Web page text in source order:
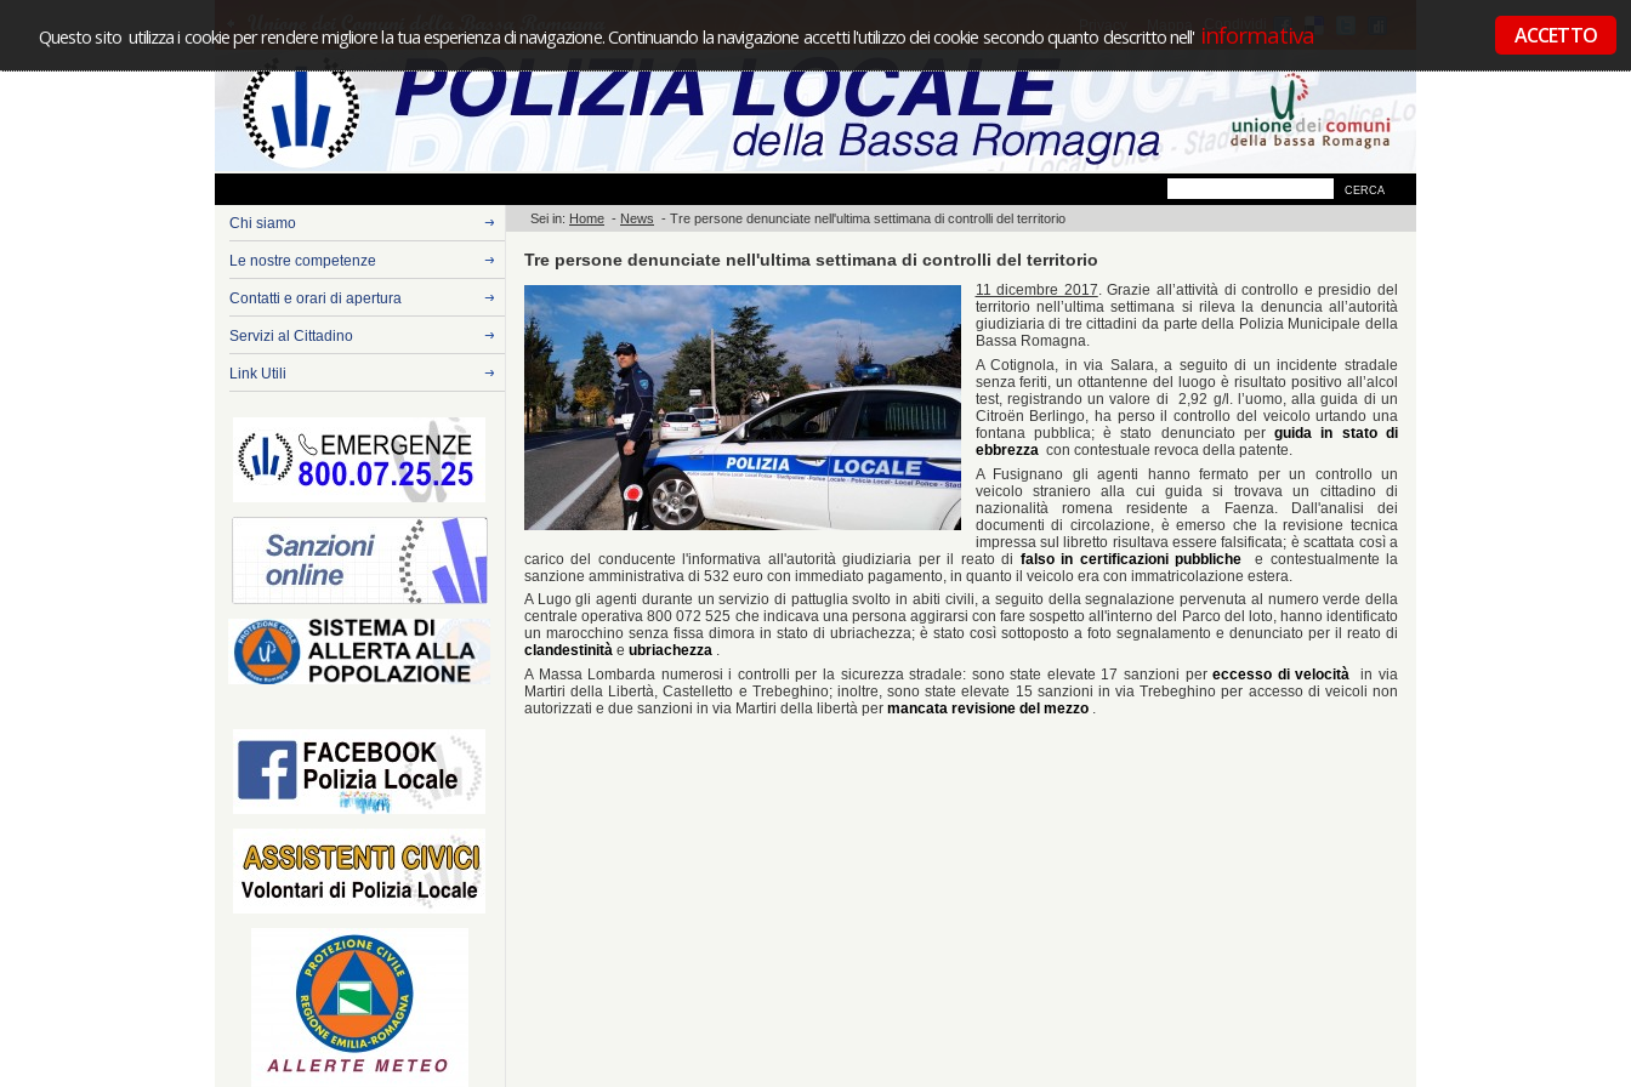
Questo sito utilizza i cookie per rendere migliore la tua esperienza di navigazione. Continuando la navigazione accetti l'utilizzo dei cookie secondo quanto descritto nell'informativa ACCETTO
Condividi
Chi siamo
Le nostre competenze
Contatti e orari di apertura
Servizi al Cittadino
Link Utili
Sei in: Home - News - Tre persone denunciate nell'ultima settimana di controlli del territorio
Tre persone denunciate nell'ultima settimana di controlli del territorio
11 dicembre 2017 . Grazie all’attività di controllo e presidio del
territorio nell’ultima settimana si rileva la denuncia all’autorità
giudiziaria di tre cittadini da parte della Polizia Municipale della
Bassa Romagna.
A Cotignola, in via Salara, a seguito di un incidente stradale
senza feriti, un ottantenne del luogo è risultato positivo all’alcol
test, registrando un valore di
2,92 g/l. l’uomo, alla guida di un
Citroën‎ Berlingo, ha perso il controllo del veicolo urtando una
fontana pubblica; è stato denunciato perguida in stato di
ebbrezza con contestuale revoca della patente.
A Fusignano gli agenti hanno fermato per un controllo un
veicolo straniero alla cui guida si trovava un cittadino di
nazionalità romena residente a Faenza. Dall'analisi dei
documenti di circolazione, è emerso che la revisione tecnica
impressa sul libretto risultava essere falsificata; è scattata così a
carico del conducente l'informativa all'autorità giudiziaria per il reato di falso in certificazioni pubbliche e contestualmente la
sanzione amministrativa di 532 euro con immediato pagamento, in quanto il veicolo era con immatricolazione estera.
A Lugo gli agenti durante un servizio di pattuglia svolto in abiti civili, a seguito della segnalazione pervenuta al numero verde della
centrale operativa 800 072 525 che indicava una persona aggirarsi con fare sospetto all'interno del Parco del loto, hanno identificato
un marocchino senza fissa dimora in stato di ubriachezza; è stato così sottoposto a foto segnalamento e denunciato per il reato di
clandestinità e ubriachezza
A Massa Lombarda numerosi i controlli per la sicurezza stradale: sono state elevate 17 sanzioni pereccesso di velocità
in via
Martiri della Libertà, Castelletto e Trebeghino; inoltre, sono state elevate 15 sanzioni in via Trebeghino per accesso di veicoli non
autorizzati e due sanzioni in via Martiri della libertà per mancata revisione del mezzo